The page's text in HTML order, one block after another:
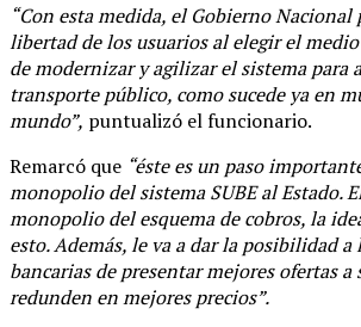
“Con esta medida, el Gobierno Nacional
libertad de los usuarios al elegir el medio
de modernizar y agilizar el sistema para
transporte público, como sucede ya en
mundo”, puntualizó el funcionario.
Remarcó que “éste es un paso
monopolio del sistema SUBE al Estado.
monopolio del esquema de cobros, la
esto. Además, le va a dar la posibilidad a
bancarias de presentar mejores ofertas a
redunden en mejores precios”.